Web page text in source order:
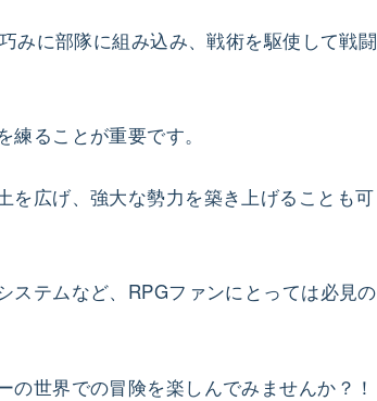
みに部隊に組み込み、戦術を駆使して戦闘
ることが重要です。
を広げ、強大な勢力を築き上げることも可
ステムなど、RPGファンにとっては必見の
の世界での冒険を楽しんでみませんか？！